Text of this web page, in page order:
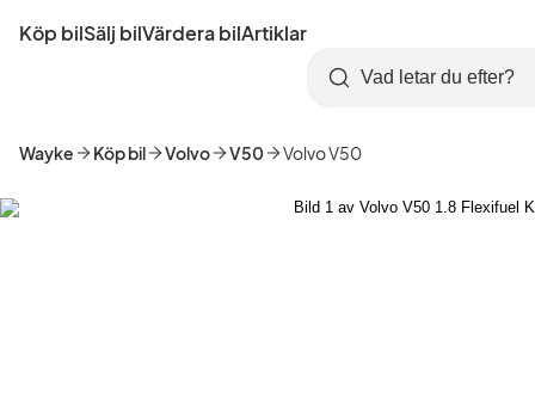
till
Startsida
Köp bilSälj bilVärdera bilArtiklar
Skapa
konto
Logga
in
Sök
Wayke Köp bil Volvo V50 Volvo V50